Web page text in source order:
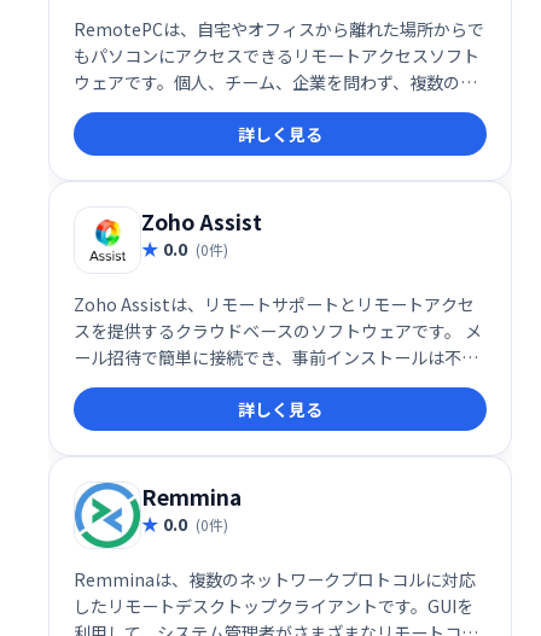
RemotePCは、自宅やオフィスから離れた場所からで
もパソコンにアクセスできるリモートアクセスソフト
ウェアです。個人、チーム、企業を問わず、複数のデ
バイスへのリモートアクセスをクラウド上で実現しま
す。場所を選ばず、いつでもどこでも安全にパソコン
を操作できます。
詳しく見る
Zoho Assist
0.0 (0件)
Zoho Assistは、リモートサポートとリモートアクセ
スを提供するクラウドベースのソフトウェアです。 メ
ール招待で簡単に接続でき、事前インストールは不
要。PCとMacに対応し、ファイル転送、ボイス/ビデ
オチャット、再起動機能などを備えています。無人ア
クセス設定やマルチモニター対応など、多様な機能で
ITサポートやトレーニング、オンライン会議などを効
率化します。無料プランと、月額10ドルからの有料プ
ランがあります。
詳しく見る
Remmina
0.0 (0件)
Remminaは、複数のネットワークプロトコルに対応
したリモートデスクトップクライアントです。GUIを